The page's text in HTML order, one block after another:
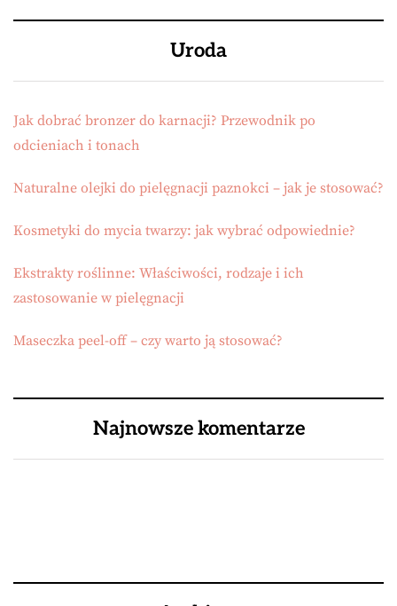
Uroda
Jak dobrać bronzer do karnacji? Przewodnik po
odcieniach i tonach
Naturalne olejki do pielęgnacji paznokci – jak je stosować?
Kosmetyki do mycia twarzy: jak wybrać odpowiednie?
Ekstrakty roślinne: Właściwości, rodzaje i ich
zastosowanie w pielęgnacji
Maseczka peel-off – czy warto ją stosować?
Najnowsze komentarze